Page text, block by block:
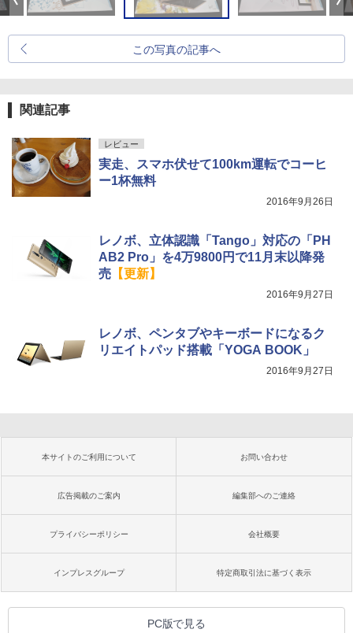
この写真の記事へ
関連記事
レビュー
実走、スマホ伏せて100km運転でコーヒ
ー1杯無料
2016年9月26日
レノボ、立体認識「Tango」対応の「PH
AB2 Pro」を4万9800円で11月末以降発
売【更新】
2016年9月27日
レノボ、ペンタブやキーボードになるク
リエイトパッド搭載「YOGA BOOK」
2016年9月27日
本サイトのご利用について お問い合わせ
広告掲載のご案内 編集部へのご連絡
プライバシーポリシー 会社概要
インプレスグループ 特定商取引法に基づく表示
PC版で見る